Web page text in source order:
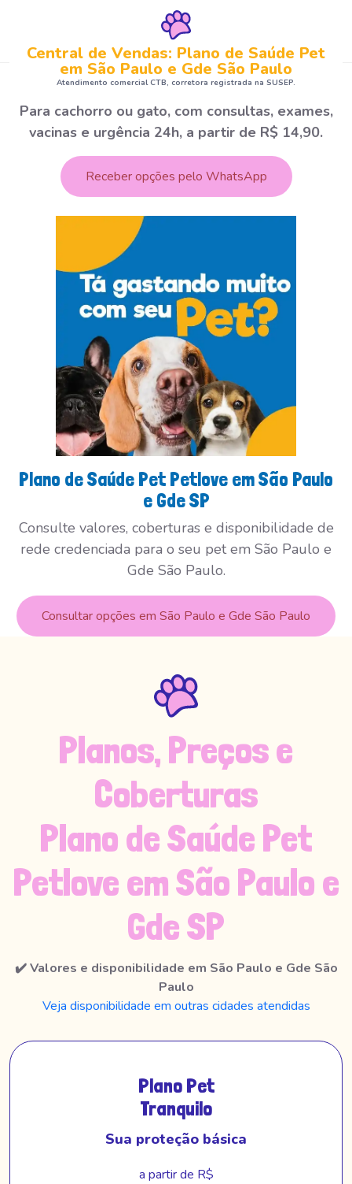
Central de Vendas: Plano de Saúde Pet
em São Paulo e Gde São Paulo
Atendimento comercial CTB, corretora registrada na SUSEP.
Para cachorro ou gato, com consultas, exames,
vacinas e urgência 24h, a partir de R$ 14,90.
Receber opções pelo WhatsApp
Plano de Saúde Pet Petlove em São Paulo
e Gde SP
Consulte valores, coberturas e disponibilidade de
rede credenciada para o seu pet em São Paulo e
Gde São Paulo.
Consultar opções em São Paulo e Gde São Paulo
Planos, Preços e
Coberturas
Plano de Saúde Pet
Petlove em São Paulo e
Gde SP
✔️ Valores e disponibilidade em São Paulo e Gde São
Paulo
Veja disponibilidade em outras cidades atendidas
Plano Pet
Tranquilo
Sua proteção básica
a partir de R$